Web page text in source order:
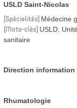
USLD Saint-Nicolas
Spécialités Médecine
Mots-clés USLD,
sanitaire
Direction information
Rhumatologie